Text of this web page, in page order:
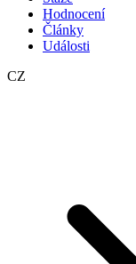
Hodnocení
Články
Události
CZ